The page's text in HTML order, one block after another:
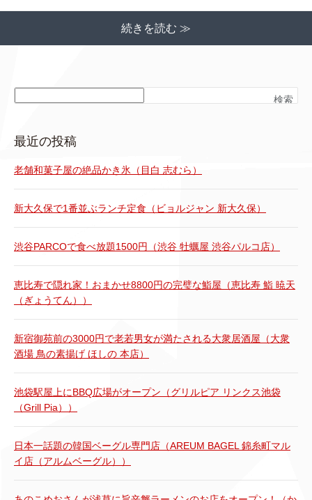
続きを読む ≫
検索
最近の投稿
老舗和菓子屋の絶品かき氷（目白 志むら）
新大久保で1番並ぶランチ定食（ビョルジャン 新大久保）
渋谷PARCOで食べ放題1500円（渋谷 牡蠣屋 渋谷パルコ店）
恵比寿で隠れ家！おまかせ8800円の完璧な鮨屋（恵比寿 鮨 暁天
（ぎょうてん））
新宿御苑前の3000円で老若男女が満たされる大衆居酒屋（大衆
酒場 鳥の素揚げ ほしの 本店）
池袋駅屋上にBBQ広場がオープン（グリルピア リンクス池袋
（Grill Pia））
日本一話題の韓国ベーグル専門店（AREUM BAGEL 錦糸町マル
イ店（アルムベーグル））